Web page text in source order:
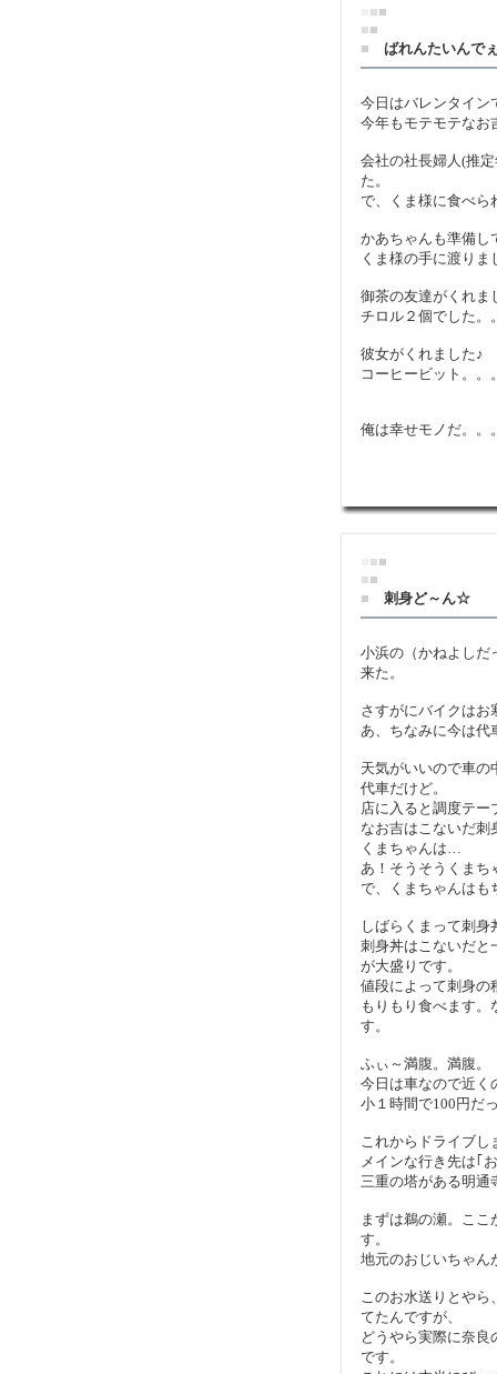
■■
■■
■
ばれんたいんで
今日はバレンタイン
今年もモテモテなお
会社の社長婦人(推
た。
で、くま様に食べら
かあちゃんも準備し
くま様の手に渡りま
御茶の友達がくれま
チロル２個でした。
彼女がくれました♪
コーヒービット。
俺は幸せモノだ。。
■■
■■
■
刺身ど～ん☆
小浜の（かねよしだ
来た。
さすがにバイクはお
あ、ちなみに今は代
天気がいいので車の
代車だけど。
店に入ると調度テー
なお吉はこないだ刺
くまちゃんは…
あ！そうそうくまち
で、くまちゃんはも
しばらくまって刺身
刺身丼はこないだと
が大盛りです。
値段によって刺身の
もりもり食べます
す。
ふぃ～満腹。満腹。
今日は車なので近く
小１時間で100円だ
これからドライブし
メインな行き先は｢
三重の塔がある明通
まずは鵜の瀬。こ
す。
地元のおじいちゃん
このお水送りとやら
てたんですが、
どうやら実際に奈
です。